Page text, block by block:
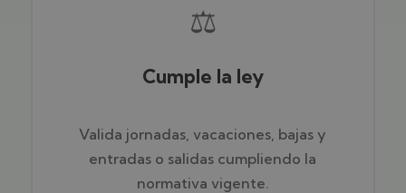
⚖️
Cumple la ley
Valida jornadas, vacaciones, bajas y
entradas o salidas cumpliendo la
normativa vigente.